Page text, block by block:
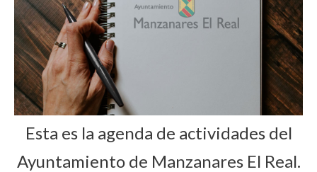
Esta es la agenda de actividades del
Ayuntamiento de Manzanares El Real.